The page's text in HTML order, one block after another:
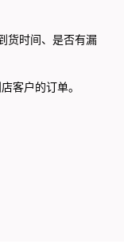
货时间、是否有漏
客户的订单。